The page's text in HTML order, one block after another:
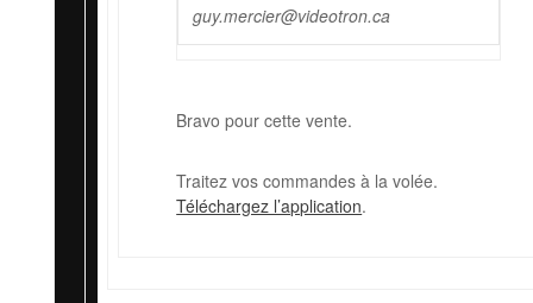
guy.mercier@videotron.ca
Bravo pour cette vente.
Traitez vos commandes à la volée.
Téléchargez l’application.